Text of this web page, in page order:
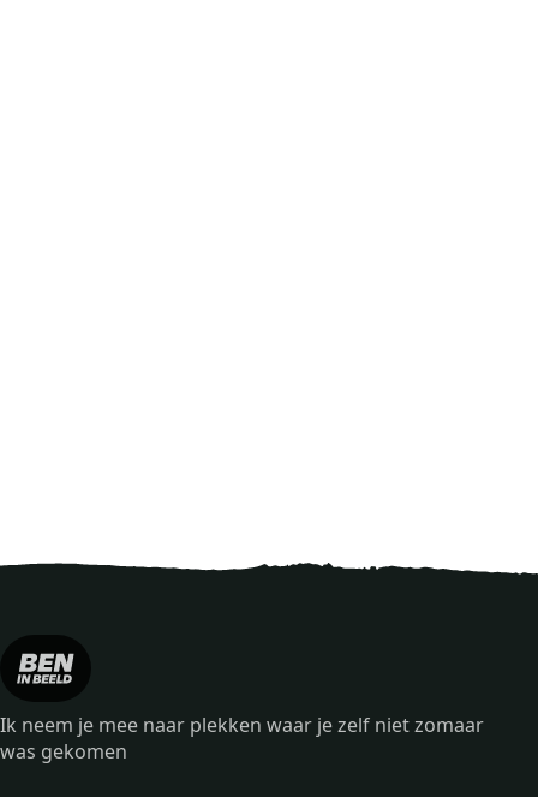
Ik neem je mee naar plekken waar je zelf niet zomaar
was gekomen